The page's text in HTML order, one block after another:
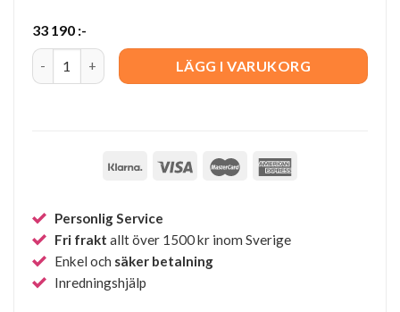
33 190 :-
Flutter quantity LÄGG I VARUKORG
Personlig Service
Fri frakt allt över 1500 kr inom Sverige
Enkel och säker betalning
Inredningshjälp